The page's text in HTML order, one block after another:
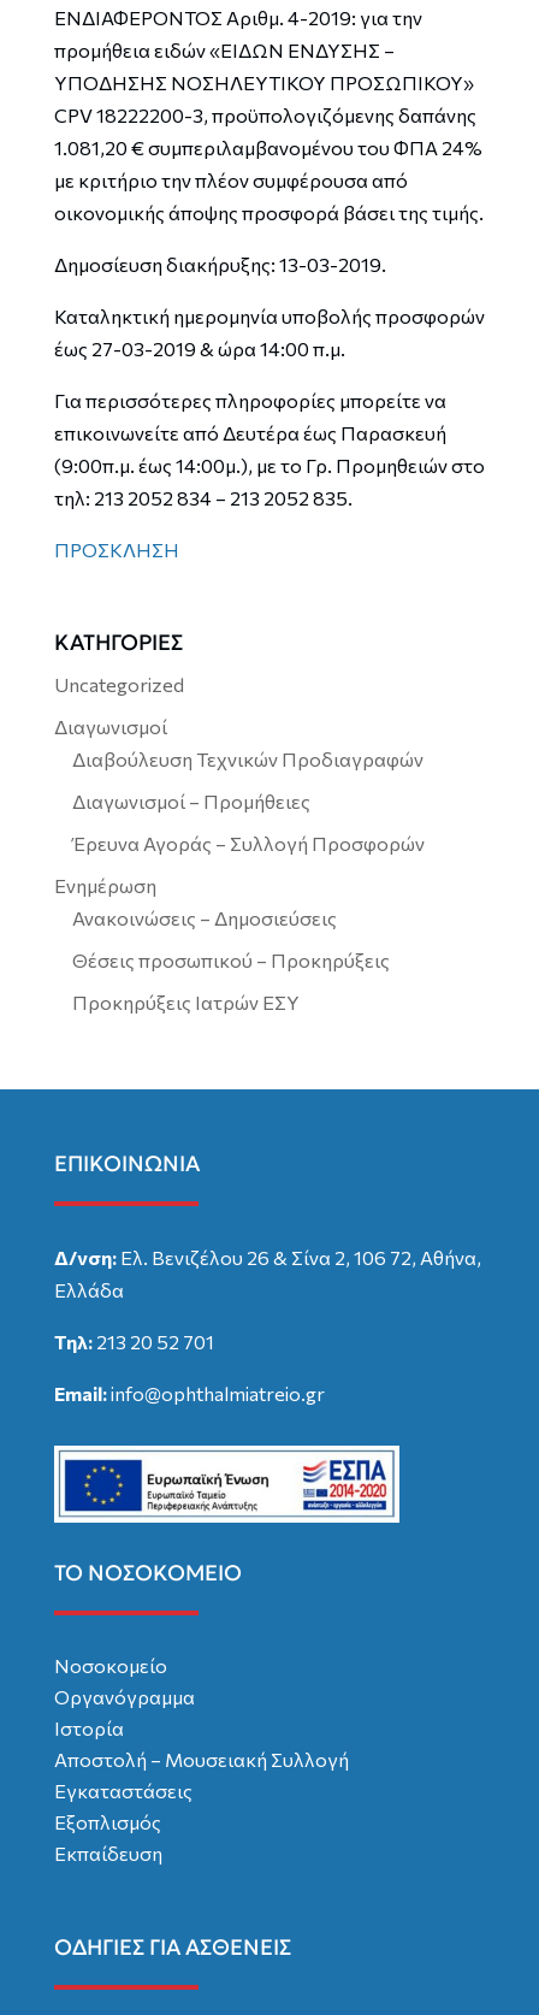
ΕΝΔΙΑΦΕΡΟΝΤΟΣ Αριθμ. 4-2019: για την
προμήθεια ειδών «ΕΙΔΩΝ ΕΝΔΥΣΗΣ –
ΥΠΟΔΗΣΗΣ ΝΟΣΗΛΕΥΤΙΚΟΥ ΠΡΟΣΩΠΙΚΟΥ»
CPV 18222200-3, προϋπολογιζόμενης δαπάνης
1.081,20 € συμπεριλαμβανομένου του ΦΠΑ 24%
με κριτήριο την πλέον συμφέρουσα από
οικονομικής άποψης προσφορά βάσει της τιμής.
Δημοσίευση διακήρυξης: 13-03-2019.
Καταληκτική ημερομηνία υποβολής προσφορών
έως 27-03-2019 & ώρα 14:00 π.μ.
Για περισσότερες πληροφορίες μπορείτε να
επικοινωνείτε από Δευτέρα έως Παρασκευή
(9:00π.μ. έως 14:00μ.), με το Γρ. Προμηθειών στο
τηλ: 213 2052 834 – 213 2052 835.
ΠΡΟΣΚΛΗΣΗ
ΚΑΤΗΓΟΡΙΕΣ
Uncategorized
Διαγωνισμοί
Διαβούλευση Τεχνικών Προδιαγραφών
Διαγωνισμοί – Προμήθειες
Έρευνα Αγοράς – Συλλογή Προσφορών
Ενημέρωση
Ανακοινώσεις – Δημοσιεύσεις
Θέσεις προσωπικού – Προκηρύξεις
Προκηρύξεις Ιατρών ΕΣΥ
ΕΠΙΚΟΙΝΩΝΙΑ
Δ/νση:Ελ. Βενιζέλου 26 & Σίνα 2, 106 72, Αθήνα,
Ελλάδα
Τηλ: 213 20 52 701
Email:info@ophthalmiatreio.gr
ΤΟ ΝΟΣΟΚΟΜΕΙΟ
Νοσοκομείο
Οργανόγραμμα
Ιστορία
Αποστολή – Μουσειακή Συλλογή
Εγκαταστάσεις
Εξοπλισμός
Εκπαίδευση
ΟΔΗΓΙΕΣ ΓΙΑ ΑΣΘΕΝΕΙΣ